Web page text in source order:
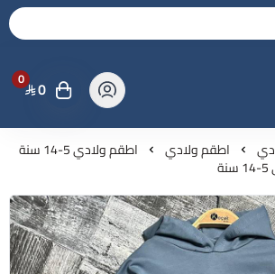
0 0
اطقم ولادي اطقم ولادي 5-14 سنة